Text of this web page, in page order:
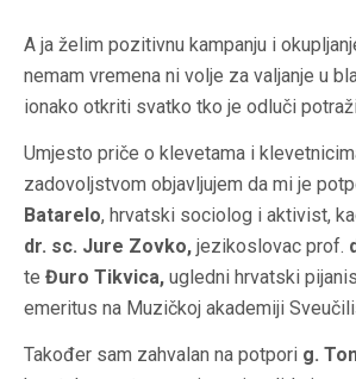
A ja želim pozitivnu kampanju i
nemam vremena ni volje za valjanje u
ionako otkriti svatko tko je odluči
Umjesto priče o klevetama i
zadovoljstvom objavljujem da mi je
Batarelo, hrvatski sociolog i aktivist,
dr. sc. Jure Zovko, jezikoslovac prof.
te Đuro Tikvica, ugledni hrvatski
emeritus na Muzičkoj akademiji
Također sam zahvalan na potpori g.